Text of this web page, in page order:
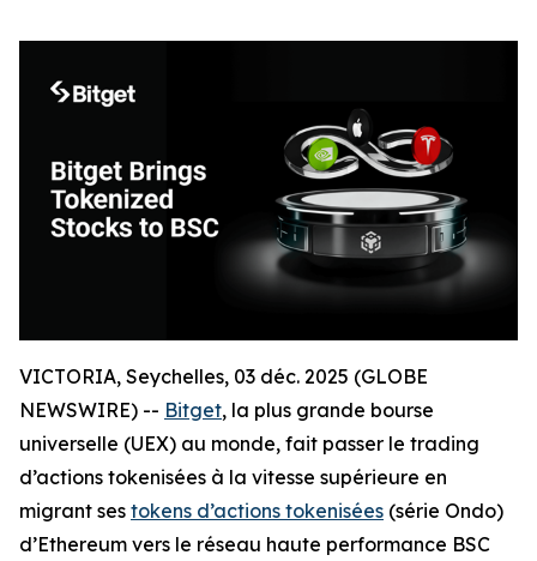
VICTORIA, Seychelles, 03 déc. 2025 (GLOBE
NEWSWIRE) -- Bitget, la plus grande bourse
universelle (UEX) au monde, fait passer le trading
d’actions tokenisées à la vitesse supérieure en
migrant ses tokens d’actions tokenisées (série Ondo)
d’Ethereum vers le réseau haute performance BSC